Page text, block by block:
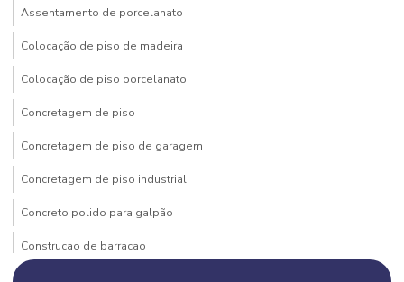
Assentamento de porcelanato
Colocação de piso de madeira
Colocação de piso porcelanato
Concretagem de piso
Concretagem de piso de garagem
Concretagem de piso industrial
Concreto polido para galpão
Construcao de barracao